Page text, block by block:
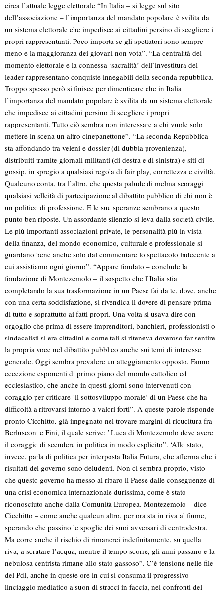
circa l’attuale legge elettorale “In Italia – si legge sul sito
dell’associazione – l’importanza del mandato popolare è svilita da
un sistema elettorale che impedisce ai cittadini persino di scegliere i
propri rappresentanti. Poco importa se gli spettatori sono sempre
meno e la maggioranza dei giovani non vota”. “La centralità del
momento elettorale e la connessa ‘sacralità’ dell`investitura del
leader rappresentano conquiste innegabili della seconda repubblica.
Troppo spesso però si finisce per dimenticare che in Italia
l’importanza del mandato popolare è svilita da un sistema elettorale
che impedisce ai cittadini persino di scegliere i propri
rappresentanti. Tutto ciò sembra non interessare a chi vuole solo
mettere in scena un altro cinepanettone”. “La seconda Repubblica –
sta affondando tra veleni e dossier (di dubbia provenienza),
distribuiti tramite giornali militanti (di destra e di sinistra) e siti di
gossip, in spregio a qualsiasi regola di fair play, correttezza e civiltà.
Qualcuno conta, tra l’altro, che questa palude di melma scoraggi
qualsiasi velleità di partecipazione al dibattito pubblico di chi non è
un politico di professione. E le sue speranze sembrano a questo
punto ben riposte. Un assordante silenzio si leva dalla società civile.
Le più importanti associazioni private, le personalità più in vista
della finanza, del mondo economico, culturale e professionale si
guardano bene anche solo dal commentare lo spettacolo indecente a
cui assistiamo ogni giorno”. “Appare fondato – conclude la
fondazione di Montezemolo – il sospetto che l’Italia stia
completando la sua trasformazione in un Paese fai da te, dove, anche
con una certa soddisfazione, si rivendica il dovere di pensare prima
di tutto e soprattutto ai fatti propri. Una volta si usava dire con
orgoglio che prima di essere imprenditori, banchieri, professionisti o
sindacalisti si era cittadini e come tali si riteneva doveroso far sentire
la propria voce nel dibattito pubblico anche sui temi di interesse
generale. Oggi sembra prevalere un atteggiamento opposto. Fanno
eccezione esponenti di primo piano del mondo cattolico ed
ecclesiastico, che anche in questi giorni sono intervenuti con
coraggio per criticare ‘il sottosviluppo morale’ di un Paese che ha
difficoltà a ritrovarsi intorno a valori forti”. A queste parole risponde
pronto Cicchitto, già impegnato nel trovare margini di ricucitura fra
Berlusconi e Fini, il quale scrive: ”Luca di Montezemolo deve avere
il coraggio di scendere in politica in modo esplicito”. ‘Allo stato,
invece, parla di politica per interposta Italia Futura, che afferma che i
risultati del governo sono deludenti. Non ci sembra proprio, visto
che questo governo ha messo al riparo il Paese dalle conseguenze di
una crisi economica internazionale durissima, come è stato
riconosciuto anche dalla Comunità Europea. Montezemolo – dice
Cicchitto – come anche qualcun altro, per ora sta in riva al fiume,
sperando che passino le spoglie dei suoi avversari di centrodestra.
Ma corre anche il rischio di rimanerci indefinitamente, su quella
riva, a scrutare l’acqua, mentre il tempo scorre, gli anni passano e la
nebulosa centrista rimane allo stato gassoso”. C’è tensione nelle file
del Pdl, anche in queste ore in cui si consuma il progressivo
linciaggio mediatico a suon di stracci in faccia, nei confronti del